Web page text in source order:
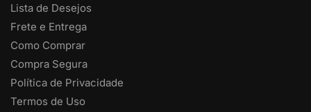
Lista de Desejos
Frete e Entrega
Como Comprar
Compra Segura
Política de Privacidade
Termos de Uso